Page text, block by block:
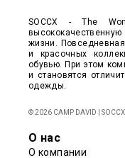
SOCCX - The
жизни.
и красочных
обувью. При этом
и становятся
одежды.
© 2026 CAMP DAVID |
О нас
О компании